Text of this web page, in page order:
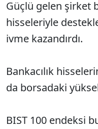
Güçlü gelen şirket
hisseleriyle
ivme kazandırdı.
Bankacılık
da borsadaki
BIST 100 endeksi